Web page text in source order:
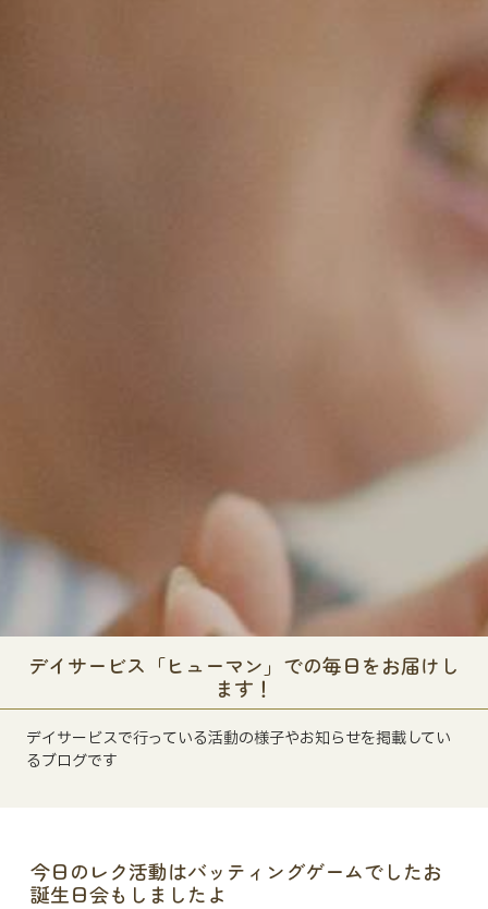
デイサービス「ヒューマン」での毎日をお届けし
ます！
デイサービスで行っている活動の様子やお知らせを掲載してい
るブログです
今日のレク活動はバッティングゲームでしたお
誕生日会もしましたよ